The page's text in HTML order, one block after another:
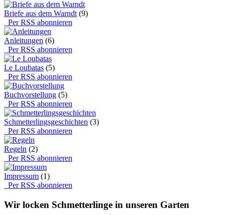
Briefe aus dem Warndt (9)
Per RSS abonnieren
Anleitungen (6)
Per RSS abonnieren
Le Loubatas (5)
Per RSS abonnieren
Buchvorstellung (5)
Per RSS abonnieren
Schmetterlingsgeschichten (3)
Per RSS abonnieren
Regeln (2)
Per RSS abonnieren
Impressum (1)
Per RSS abonnieren
Wir locken Schmetterlinge in unseren Garten